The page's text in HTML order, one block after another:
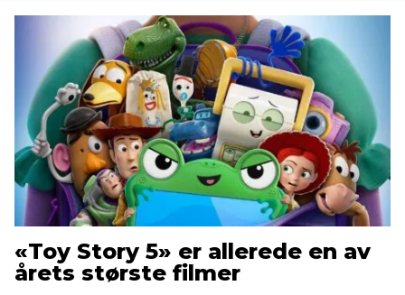
«Toy Story 5» er allerede en av
årets største filmer